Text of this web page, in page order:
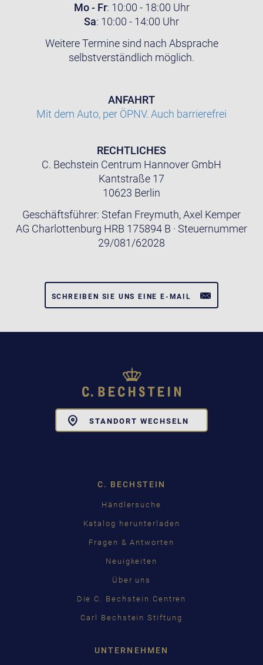
Mo - Fr: 10:00 - 18:00 Uhr
Sa: 10:00 - 14:00 Uhr
Weitere Termine sind nach Absprache
selbstverständlich möglich.
ANFAHRT
Mit dem Auto, per ÖPNV. Auch barrierefrei
RECHTLICHES
C. Bechstein Centrum Hannover GmbH
Kantstraße 17
10623 Berlin
Geschäftsführer: Stefan Freymuth, Axel Kemper
AG Charlottenburg HRB 175894 B · Steuernummer
29/081/62028
SCHREIBEN SIE UNS EINE E-MAIL
STANDORT WECHSELN
C. BECHSTEIN
Händlersuche
Katalog herunterladen
Fragen & Antworten
Neuigkeiten
Über uns
Die C. Bechstein Centren
Carl Bechstein Stiftung
UNTERNEHMEN